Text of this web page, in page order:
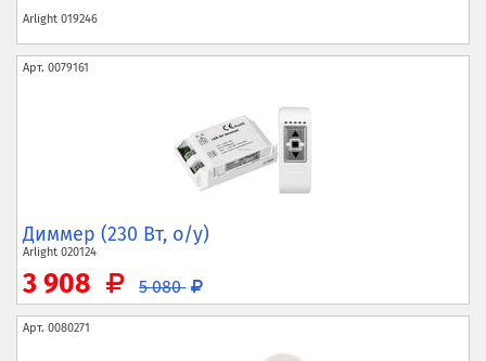
Arlight 019246
Арт. 0079161
Диммер (230 Вт, о/у)
Arlight 020124
3 908 5 080
Арт. 0080271